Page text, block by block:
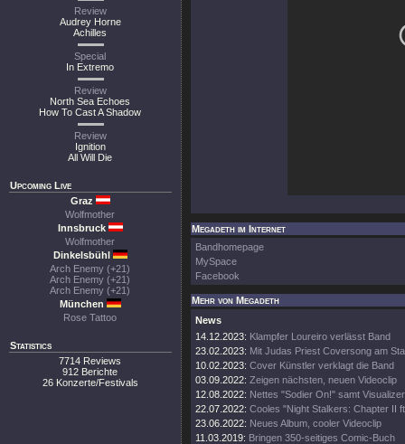
Review
Audrey Horne
Achilles
Special
In Extremo
Review
North Sea Echoes
How To Cast A Shadow
Review
Ignition
All Will Die
Upcoming Live
Graz
Wolfmother
Innsbruck
Wolfmother
Dinkelsbühl
Arch Enemy (+21)
Arch Enemy (+21)
Arch Enemy (+21)
München
Rose Tattoo
Statistics
7714 Reviews
912 Berichte
26 Konzerte/Festivals
Megadeth im Internet
Bandhomepage
MySpace
Facebook
Mehr von Megadeth
News
14.12.2023: Klampfer Loureiro verlässt Band
23.02.2023: Mit Judas Priest Coversong am
10.02.2023: Cover Künstler verklagt die Band
03.09.2022: Zeigen nächsten, neuen Videoclip
12.08.2022: Nettes "Sodier On!" samt Visualizer
22.07.2022: Cooles "Night Stalkers: Chapter II
23.06.2022: Neues Album, cooler Videoclip
11.03.2019: Bringen 350-seitiges Comic-Buch